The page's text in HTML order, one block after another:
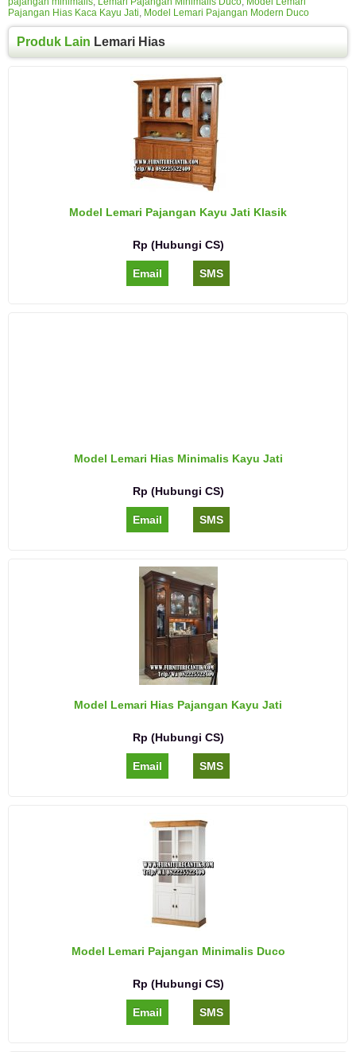
Pajangan Hias Kaca Kayu Jati, Model Lemari Pajangan Modern Duco
Produk Lain Lemari Hias
Model Lemari Pajangan Kayu Jati Klasik
Rp (Hubungi CS)
Email SMS
Model Lemari Hias Minimalis Kayu Jati
Rp (Hubungi CS)
Email SMS
Model Lemari Hias Pajangan Kayu Jati
Rp (Hubungi CS)
Email SMS
Model Lemari Pajangan Minimalis Duco
Rp (Hubungi CS)
Email SMS